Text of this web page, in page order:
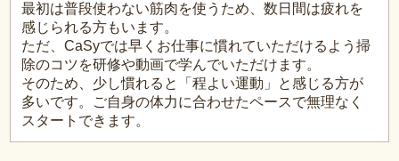
最初は普段使わない筋肉を使うため、数日間は疲れを
感じられる方もいます。
ただ、CaSyでは早くお仕事に慣れていただけるよう掃
除のコツを研修や動画で学んでいただけます。
そのため、少し慣れると「程よい運動」と感じる方が
多いです。ご自身の体力に合わせたペースで無理なく
スタートできます。